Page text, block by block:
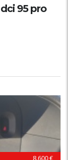
95 pro
8.600 €